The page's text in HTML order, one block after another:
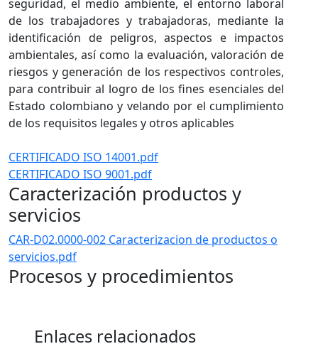
seguridad, el medio ambiente, el entorno laboral
de los trabajadores y trabajadoras, mediante la
identificación de peligros, aspectos e impactos
ambientales, así como la evaluación, valoración de
riesgos y generación de los respectivos controles,
para contribuir al logro de los fines esenciales del
Estado colombiano y velando por el cumplimiento
de los requisitos legales y otros aplicables
CERTIFICADO ISO 14001.pdf
CERTIFICADO ISO 9001.pdf
Caracterización productos y
servicios
CAR-D02.0000-002 Caracterizacion de productos o
servicios.pdf
Procesos y procedimientos​​​​
Enlaces relacionados